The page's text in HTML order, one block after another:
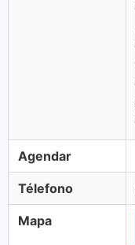
Agendar
Télefono
Mapa